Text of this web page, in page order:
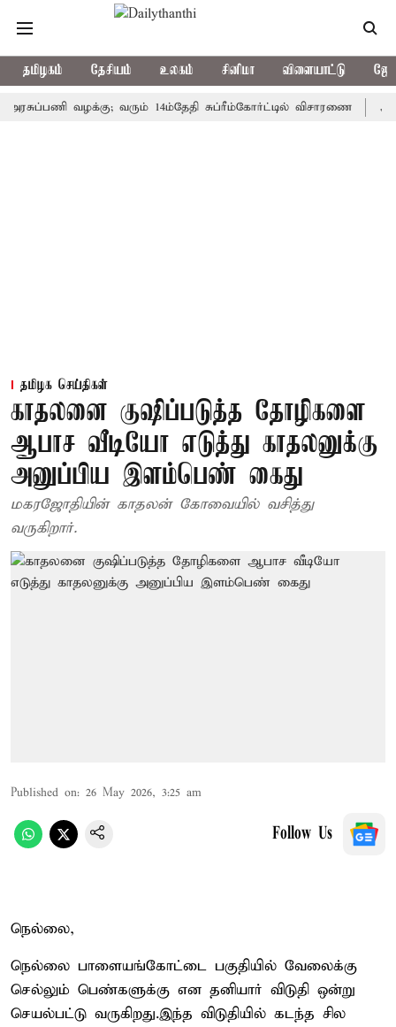
தமிழகம் தேசியம் உலகம் சினிமா விளையாட்டு
வழக்கு; வரும் 14ம்தேதி சுப்ரீம்கோர்ட்டில் விசாரணை அமர்நாத்
தமிழக செய்திகள்
காதலனை குஷிப்படுத்த தோழிகளை
ஆபாச வீடியோ எடுத்து காதலனுக்கு
அனுப்பிய இளம்பெண் கைது
மகரஜோதியின் காதலன் கோவையில் வசித்து
வருகிறார்.
Published on: 26 May 2026, 3:25 am
Follow Us
நெல்லை,
நெல்லை பாளையங்கோட்டை பகுதியில் வேலைக்கு
செல்லும் பெண்களுக்கு என தனியார் விடுதி ஒன்று
செயல்பட்டு வருகிறது.இந்த விடுதியில் கடந்த சில